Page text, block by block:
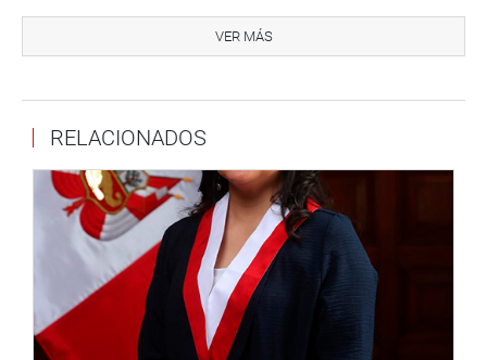
«Como lo advertí en diferentes ocasiones, no cuenta con
drenaje pluvial, necesario para evacuar las aguas de
COER y OTASS para el apoyo con maquinarias e hidrojets
con el fin de remover las obstrucciones en el
alcantarillado y tuberías de dicho instituto lo más pronto
posible.
VER MÁS
RELACIONADOS